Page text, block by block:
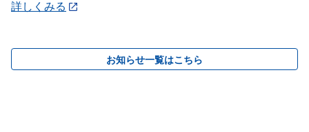
詳しくみる
お知らせ一覧はこちら